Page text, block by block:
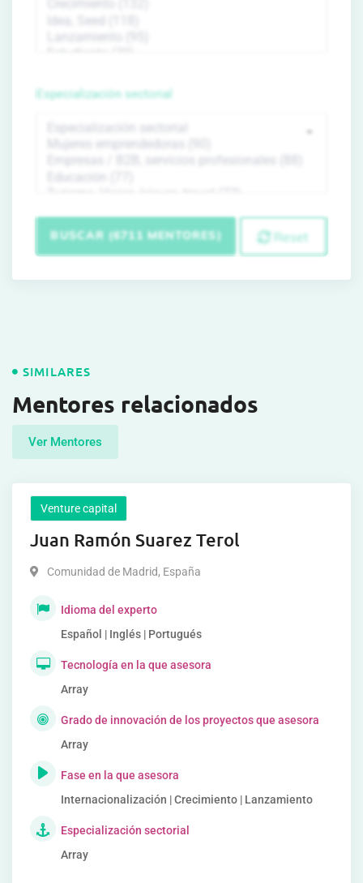
Especialización sectorial
BUSCAR (6711 MENTORES) Reset
SIMILARES
Mentores relacionados
Ver Mentores
Venture capital
Juan Ramón Suarez Terol
Comunidad de Madrid, España
Idioma del experto
Español | Inglés | Portugués
Tecnología en la que asesora
Array
Grado de innovación de los proyectos que asesora
Array
Fase en la que asesora
Internacionalización | Crecimiento | Lanzamiento
Especialización sectorial
Array